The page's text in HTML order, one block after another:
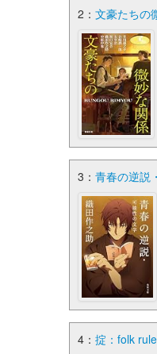
2： 文豪たちの
3： 青春の逆説
4： 掟：folk